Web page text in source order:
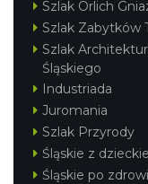
13.61 km
Szlak Orlich
Szlak Zabytków
Szlak
Śląskiego
Industriada
Juromania
Szlak Przyrody
Śląskie z
Śląskie po